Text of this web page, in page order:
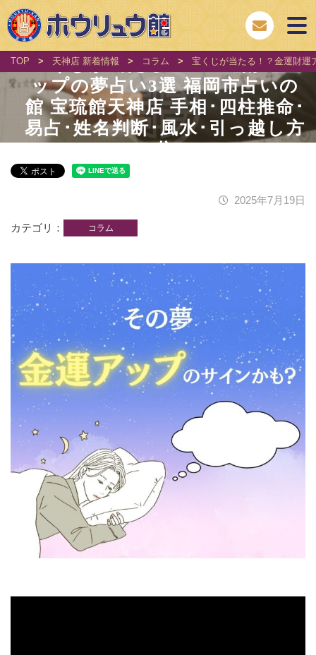
TOP > 天神店 新着情報 > コラム > 宝くじが当たる！？金運財運
宝くじが当たる！？金運財運ア
ップの夢占い3選 福岡市占いの
館 宝琉館天神店 手相･四柱推命･
易占･姓名判断･風水･引っ越し方
2025年7月19日
カテゴリ コラム